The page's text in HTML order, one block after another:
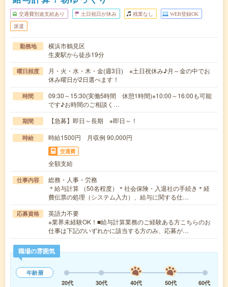
交通費別途支給あり 土日祝日が休み 残業なし WEB登録OK
派遣
勤務地
横浜市鶴見区
生麦駅から徒歩19分
曜日頻度
月・火・水・木・金(週3日) ※土日祝休み♪月～金の中でお
休み曜日が2日選べます！
時間
09:30～15:30(実働5時間 休憩1時間)※10:00～16:00も可能
です♪お時間のご相談く…
期間 【急募】即日～長期 ※即日～！
時給 時給1500円 月収例 90,000円
交通費
全額支給
仕事内容
総務・人事・労務
＊給与計算 （50名程度）＊社会保険・入退社の手続き＊経
費伝票の処理（システム入力）、給与に関する仕…
応募資格
英語力不要
※業界未経験OK！■給与計算業務のご経験ある方こちらのお
仕事は下記のいずれかに該当する方のみ、応募が…
職場の雰囲気
年齢層
20代
30代 40代 50代
60代